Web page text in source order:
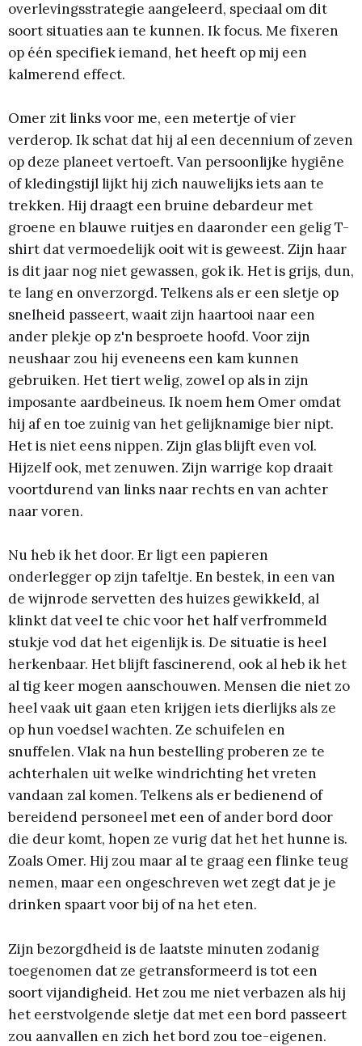
overlevingsstrategie aangeleerd, speciaal om dit
soort situaties aan te kunnen. Ik focus. Me fixeren
op één specifiek iemand, het heeft op mij een
kalmerend effect.
Omer zit links voor me, een metertje of vier
verderop. Ik schat dat hij al een decennium of zeven
op deze planeet vertoeft. Van persoonlijke hygiëne
of kledingstijl lijkt hij zich nauwelijks iets aan te
trekken. Hij draagt een bruine debardeur met
groene en blauwe ruitjes en daaronder een gelig T-
shirt dat vermoedelijk ooit wit is geweest. Zijn haar
is dit jaar nog niet gewassen, gok ik. Het is grijs, dun,
te lang en onverzorgd. Telkens als er een sletje op
snelheid passeert, waait zijn haartooi naar een
ander plekje op z'n besproete hoofd. Voor zijn
neushaar zou hij eveneens een kam kunnen
gebruiken. Het tiert welig, zowel op als in zijn
imposante aardbeineus. Ik noem hem Omer omdat
hij af en toe zuinig van het gelijknamige bier nipt.
Het is niet eens nippen. Zijn glas blijft even vol.
Hijzelf ook, met zenuwen. Zijn warrige kop draait
voortdurend van links naar rechts en van achter
naar voren.
Nu heb ik het door. Er ligt een papieren
onderlegger op zijn tafeltje. En bestek, in een van
de wijnrode servetten des huizes gewikkeld, al
klinkt dat veel te chic voor het half verfrommeld
stukje vod dat het eigenlijk is. De situatie is heel
herkenbaar. Het blijft fascinerend, ook al heb ik het
al tig keer mogen aanschouwen. Mensen die niet zo
heel vaak uit gaan eten krijgen iets dierlijks als ze
op hun voedsel wachten. Ze schuifelen en
snuffelen. Vlak na hun bestelling proberen ze te
achterhalen uit welke windrichting het vreten
vandaan zal komen. Telkens als er bedienend of
bereidend personeel met een of ander bord door
die deur komt, hopen ze vurig dat het het hunne is.
Zoals Omer. Hij zou maar al te graag een flinke teug
nemen, maar een ongeschreven wet zegt dat je je
drinken spaart voor bij of na het eten.
Zijn bezorgdheid is de laatste minuten zodanig
toegenomen dat ze getransformeerd is tot een
soort vijandigheid. Het zou me niet verbazen als hij
het eerstvolgende sletje dat met een bord passeert
zou aanvallen en zich het bord zou toe-eigenen.